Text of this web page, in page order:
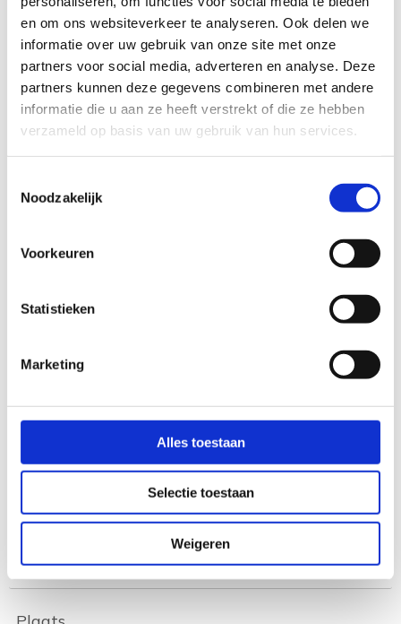
en om ons websiteverkeer te analyseren. Ook delen we
informatie over uw gebruik van onze site met onze
partners voor social media, adverteren en analyse. Deze
partners kunnen deze gegevens combineren met andere
informatie die u aan ze heeft verstrekt of die ze hebben
verzameld op basis van uw gebruik van hun services.
Noodzakelijk
Voorkeuren
Statistieken
Marketing
Alles toestaan
Selectie toestaan
Weigeren